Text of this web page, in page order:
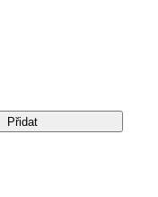
Přidat